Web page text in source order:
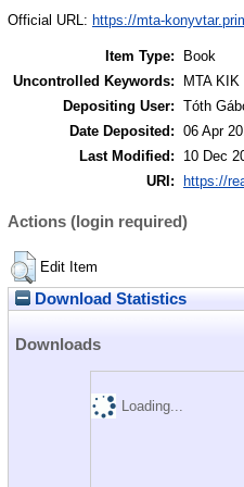
Official URL: https://mta-
Item Type:
Book
Uncontrolled Keywords:
MTA
Depositing User: Tóth
Date Deposited: 06 Apr
Last Modified:
10 Dec
URI:
https://
Actions (login required)
Edit Item
Download Statistics
Downloads
Loading...